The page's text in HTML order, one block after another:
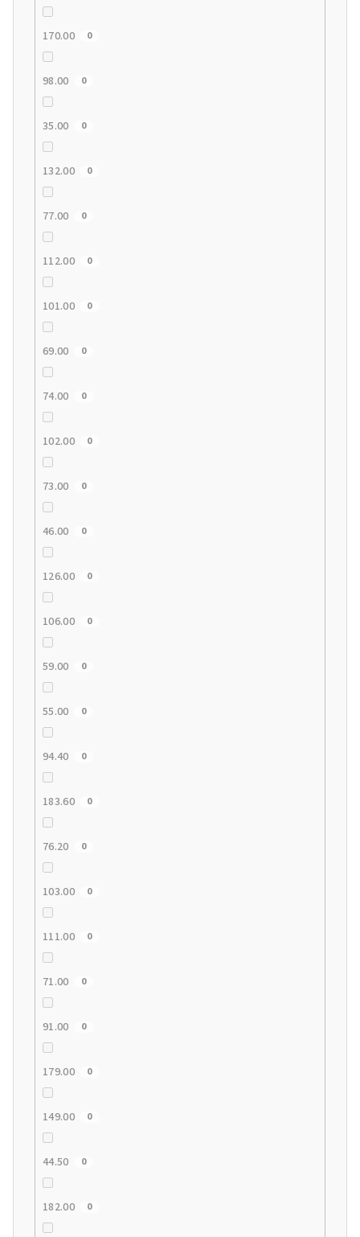
170.00 0
98.00 0
35.00 0
132.00 0
77.00 0
112.00 0
101.00 0
69.00 0
74.00 0
102.00 0
73.00 0
46.00 0
126.00 0
106.00 0
59.00 0
55.00 0
94.40 0
183.60 0
76.20 0
103.00 0
111.00 0
71.00 0
91.00 0
179.00 0
149.00 0
44.50 0
182.00 0